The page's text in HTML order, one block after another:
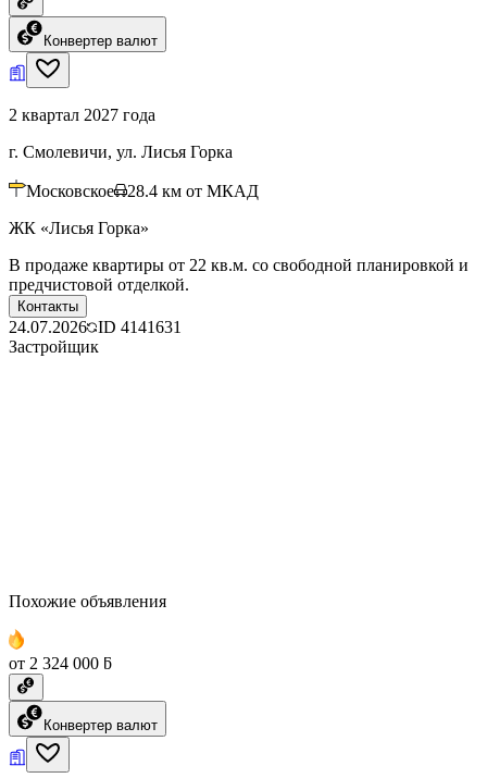
Конвертер валют
2 квартал 2027 года
г. Смолевичи, ул. Лисья Горка
Московское 28.4 км от МКАД
ЖК «Лисья Горка»
В продаже квартиры от 22 кв.м. со свободной планировкой и
предчистовой отделкой.
Контакты
24.07.2026 ID 4141631
Застройщик
Похожие объявления
от 2 324 000 ƃ
Конвертер валют